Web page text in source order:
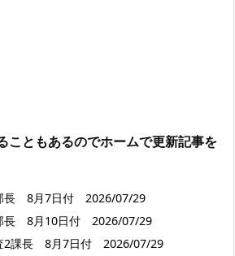
こともあるのでホームで更新記事を
長 8月7日付 2026/07/29
長 8月10日付 2026/07/29
2課長 8月7日付 2026/07/29